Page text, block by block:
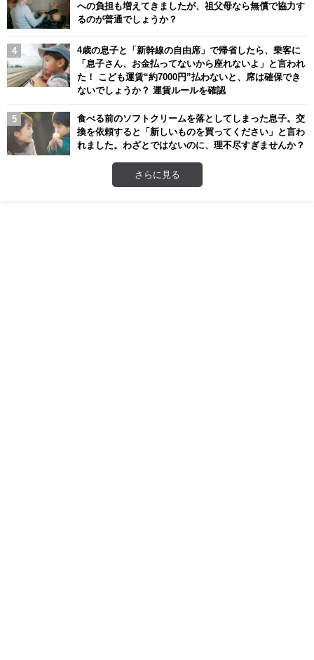
への負担も増えてきましたが、祖父母なら無償で協力す
るのが普通でしょうか？
4歳の息子と「新幹線の自由席」で帰省したら、乗客に
「息子さん、お金払ってないから座れないよ」と言われ
た！ こども運賃“約7000円”払わないと、席は確保でき
ないでしょうか？ 運賃ルールを確認
食べる前のソフトクリームを落としてしまった息子。交
換を依頼すると「新しいものを買ってください」と言わ
れました。わざとではないのに、理不尽すぎませんか？
さらに見る